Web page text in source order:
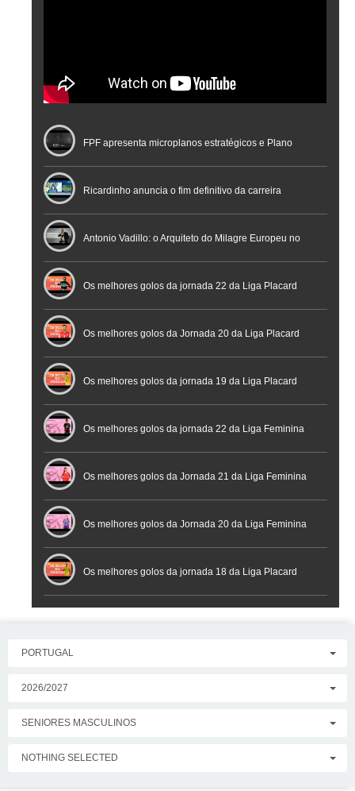
FPF apresenta microplanos estratégicos e Plano
Nacional de Arbitragem
Ricardinho anuncia o fim definitivo da carreira
profissional em conferência histórica na Cidade do
Futebol
Antonio Vadillo: o Arquiteto do Milagre Europeu no
Futsal | Documentário
Os melhores golos da jornada 22 da Liga Placard
Os melhores golos da Jornada 20 da Liga Placard
Futsal
Os melhores golos da jornada 19 da Liga Placard
Os melhores golos da jornada 22 da Liga Feminina
Placard
Os melhores golos da Jornada 21 da Liga Feminina
Placard
Os melhores golos da Jornada 20 da Liga Feminina
Placard
Os melhores golos da jornada 18 da Liga Placard
PORTUGAL
2026/2027
SENIORES MASCULINOS
NOTHING SELECTED